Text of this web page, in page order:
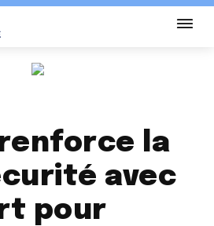
renforce la
avec
pour